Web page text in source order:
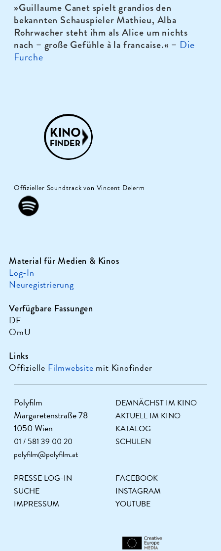
»Guillaume Canet spielt grandios den
bekannten Schauspieler Mathieu, Alba
Rohrwacher steht ihm als Alice um nichts
nach – große Gefühle à la francaise.« – Die
Furche
Offizieller Soundtrack von Vincent Delerm
Material für Medien & Kinos
Log-In
Neuregistrierung
Verfügbare Fassungen
DF
OmU
Links
Offizielle Filmwebsite mit Kinofinder
Polyfilm
Margaretenstraße 78
1050 Wien
01 / 581 39 00 20
polyfilm@polyfilm.at
DEMNÄCHST IM KINO
AKTUELL IM KINO
KATALOG
SCHULEN
PRESSE LOG-IN
SUCHE
IMPRESSUM
FACEBOOK
INSTAGRAM
YOUTUBE